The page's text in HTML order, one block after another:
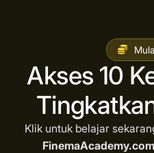
Akses 10
Klik untuk belajar
FinemaAcademy.com